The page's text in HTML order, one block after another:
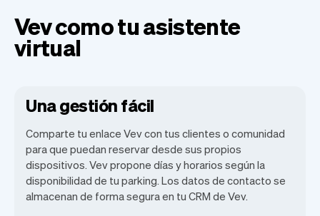
Vev como tu asistente
virtual
Una gestión fácil
Comparte tu enlace Vev con tus clientes o comunidad
para que puedan reservar desde sus propios
dispositivos. Vev propone días y horarios según la
disponibilidad de tu parking. Los datos de contacto se
almacenan de forma segura en tu CRM de Vev.
Nuestro objetivo es permitirte
concentrarte en tu talento. Vev se
encargará del resto. Obtendrás tu propio